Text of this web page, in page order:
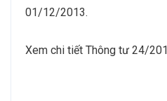
01/12/2013.
Xem chi tiết Thông tư 24/